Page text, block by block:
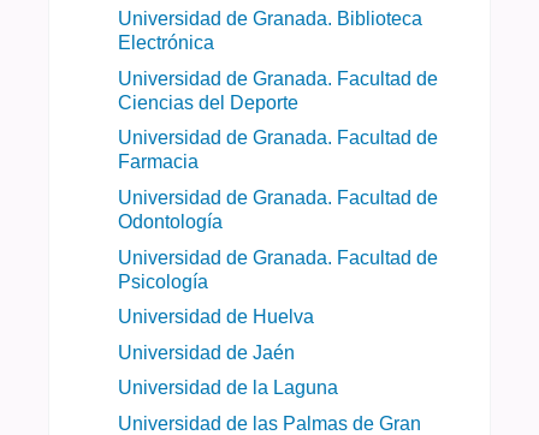
Universidad de Granada. Biblioteca
Electrónica
Universidad de Granada. Facultad de
Ciencias del Deporte
Universidad de Granada. Facultad de
Farmacia
Universidad de Granada. Facultad de
Odontología
Universidad de Granada. Facultad de
Psicología
Universidad de Huelva
Universidad de Jaén
Universidad de la Laguna
Universidad de las Palmas de Gran